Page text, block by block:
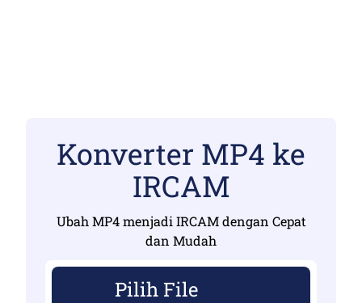
Konverter MP4 ke
IRCAM
Ubah MP4 menjadi IRCAM dengan Cepat
dan Mudah
Pilih File